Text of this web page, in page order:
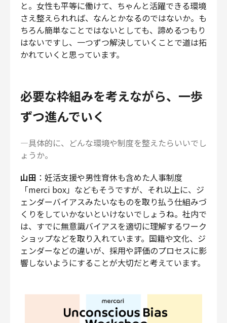
と。女性も平等に働けて、ちゃんと活躍できる環境
さえ整えられれば、なんとかなるのではないか。も
ちろん簡単なことではないとしても、諦めるつもり
はないですし、一つずつ解決していくことで道は拓
かれていくと思っています。
必要な枠組みを考えながら、一歩
ずつ進んでいく
―具体的に、どんな環境や制度を整えたらいいでし
ょうか。
山田 ：妊活支援や男性育休も含めた人事制度
「merci box」などもそうですが、それ以上に、ジ
ェンダーバイアスみたいなものを取り払う仕組みづ
くりをしていかないといけないでしょうね。社内で
は、すでに無意識バイアスを適切に理解するワーク
ショップなどを取り入れています。国籍や文化、ジ
ェンダーなどの違いが、採用や評価のプロセスに影
響しないようにすることが大切だと考えています。